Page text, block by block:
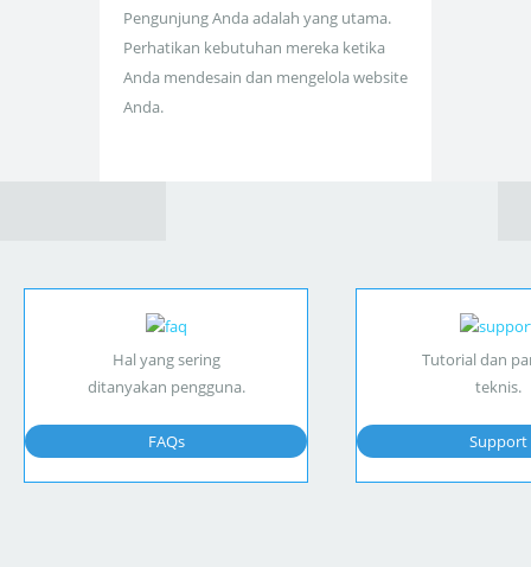
Pengunjung Anda adalah yang utama.
Perhatikan kebutuhan mereka ketika
Anda mendesain dan mengelola website
Anda.
Hal yang sering
ditanyakan pengguna.
FAQs
Tutorial dan
teknis.
Support